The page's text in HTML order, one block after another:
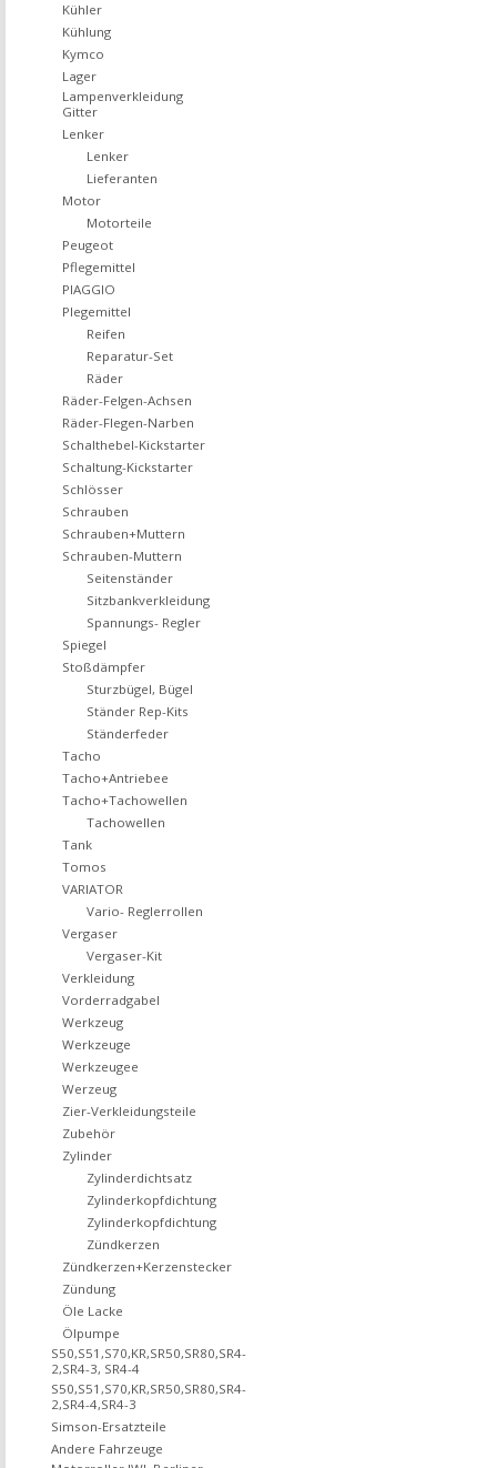
Kühler
Kühlung
Kymco
Lager
Lampenverkleidung
Gitter
Lenker
Lenker
Lieferanten
Motor
Motorteile
Peugeot
Pflegemittel
PIAGGIO
Plegemittel
Reifen
Reparatur-Set
Räder
Räder-Felgen-Achsen
Räder-Flegen-Narben
Schalthebel-Kickstarter
Schaltung-Kickstarter
Schlösser
Schrauben
Schrauben+Muttern
Schrauben-Muttern
Seitenständer
Sitzbankverkleidung
Spannungs- Regler
Spiegel
Stoßdämpfer
Sturzbügel, Bügel
Ständer Rep-Kits
Ständerfeder
Tacho
Tacho+Antriebee
Tacho+Tachowellen
Tachowellen
Tank
Tomos
VARIATOR
Vario- Reglerrollen
Vergaser
Vergaser-Kit
Verkleidung
Vorderradgabel
Werkzeug
Werkzeuge
Werkzeugee
Werzeug
Zier-Verkleidungsteile
Zubehör
Zylinder
Zylinderdichtsatz
Zylinderkopfdichtung
Zylinderkopfdichtung
Zündkerzen
Zündkerzen+Kerzenstecker
Zündung
Öle Lacke
Ölpumpe
S50,S51,S70,KR,SR50,SR80,SR4-
2,SR4-3, SR4-4
S50,S51,S70,KR,SR50,SR80,SR4-
2,SR4-4,SR4-3
Simson-Ersatzteile
Andere Fahrzeuge